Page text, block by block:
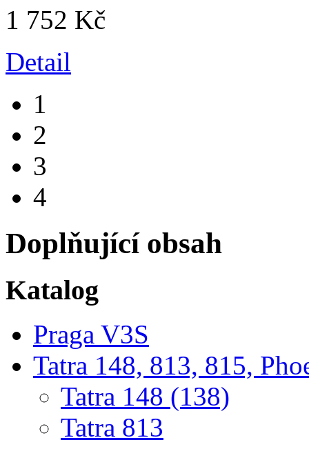
1 752 Kč
Detail
1
2
3
4
Doplňující obsah
Katalog
Praga V3S
Tatra 148, 813, 815,
Tatra 148 (138)
Tatra 813